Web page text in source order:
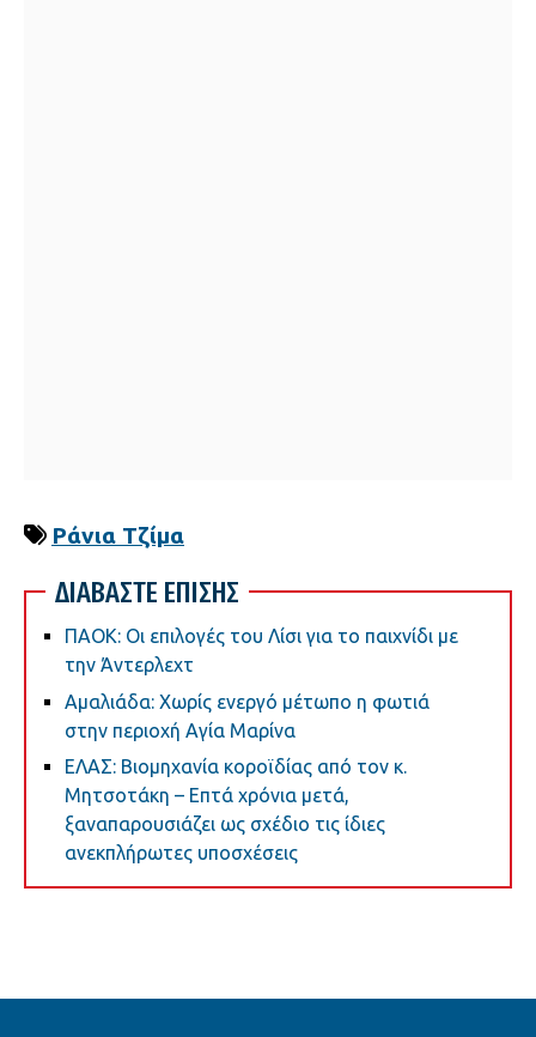
Ράνια Τζίμα
ΔΙΑΒΑΣΤΕ ΕΠΙΣΗΣ
ΠΑΟΚ: Οι επιλογές του Λίσι για το παιχνίδι με
την Άντερλεχτ
Αμαλιάδα: Χωρίς ενεργό μέτωπο η φωτιά
στην περιοχή Αγία Μαρίνα
ΕΛΑΣ: Βιομηχανία κοροϊδίας από τον κ.
Μητσοτάκη – Επτά χρόνια μετά,
ξαναπαρουσιάζει ως σχέδιο τις ίδιες
ανεκπλήρωτες υποσχέσεις